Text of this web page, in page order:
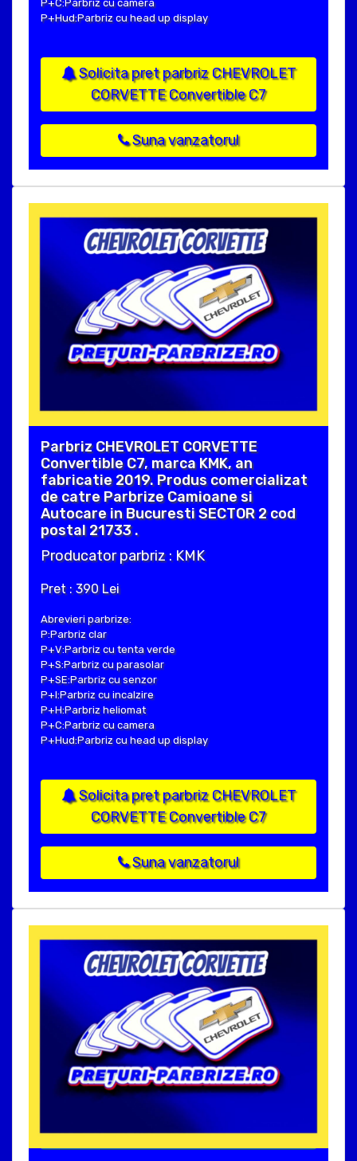
P+C:Parbriz cu camera
P+Hud:Parbriz cu head up display
Solicita pret parbriz CHEVROLET
CORVETTE Convertible C7
Suna vanzatorul
Parbriz CHEVROLET CORVETTE
Convertible C7, marca KMK, an
fabricatie 2019. Produs comercializat
de catre Parbrize Camioane si
Autocare in Bucuresti SECTOR 2 cod
postal 21733 .
Producator parbriz : KMK
Pret : 390 Lei
Abrevieri parbrize:
P:Parbriz clar
P+V:Parbriz cu tenta verde
P+S:Parbriz cu parasolar
P+SE:Parbriz cu senzor
P+I:Parbriz cu incalzire
P+H:Parbriz heliomat
P+C:Parbriz cu camera
P+Hud:Parbriz cu head up display
Solicita pret parbriz CHEVROLET
CORVETTE Convertible C7
Suna vanzatorul